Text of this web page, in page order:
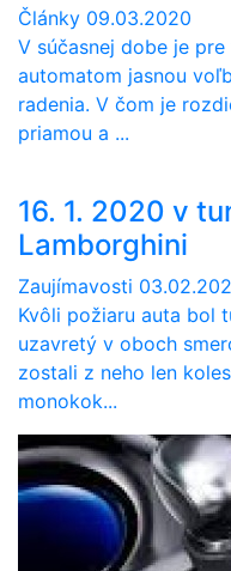
Články 09.03.2020
V súčasnej dobe je
automatom jasnou
radenia. V čom je
priamou a ...
16. 1. 2020 v
Lamborghini
Zaujímavosti
Kvôli požiaru auta bol
uzavretý v oboch
zostali z neho len
monokok...